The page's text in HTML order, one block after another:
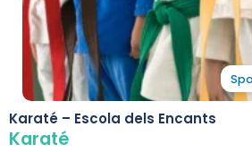
Karaté – Escola dels Encants
Karaté